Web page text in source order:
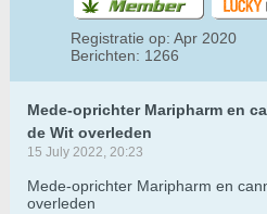
Registratie op: Apr 2020
Berichten: 1266
Mede-oprichter Maripharm en
de Wit overleden
15 July 2022, 20:23
Mede-oprichter Maripharm en
overleden